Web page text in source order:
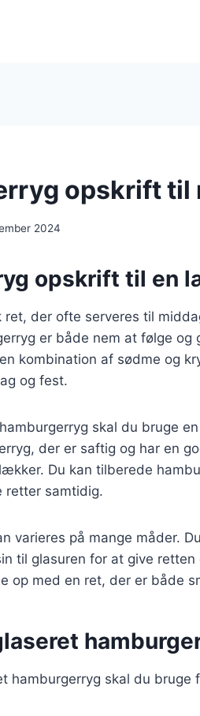
opskrift til
2024
opskrift til en
ret, der ofte serveres til
er både nem at følge
kombination af sødme og
og fest.
skal du bruge
der er saftig og har en
Du kan tilberede
retter samtidig.
varieres på mange måder.
til glasuren for at give
op med en ret, der er både
hamburgerryg skal du bruge